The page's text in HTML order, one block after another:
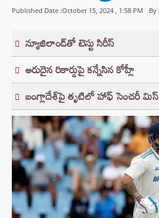
Published Date :October 15, 2024 , 1:58 PM By
న్యూజిలాండ్‌తో టెస్టు సిరీస్‌
అరుదైన రికార్డుపై కన్నేసిన కోహ్లీ
బంగ్లాదేశ్‌పై తృటిలో హాఫ్‌ సెంచరీ మిస్